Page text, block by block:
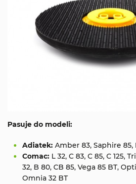
Pasuje do modeli:
Adiatek: Amber 83, Saphire
Comac: L 32, C 83, C 85, C 125,
32, B 80, CB 85, Vega 85 BT,
Omnia 32 BT